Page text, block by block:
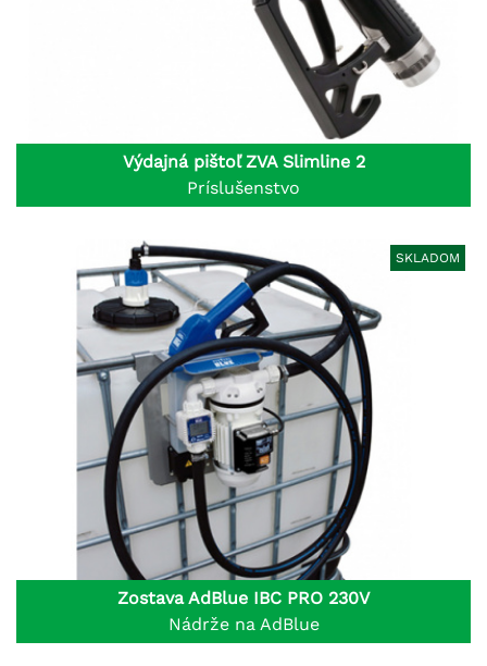
Výdajná pištoľ ZVA Slimline 2
Príslušenstvo
SKLADOM
Zostava AdBlue IBC PRO 230V
Nádrže na AdBlue